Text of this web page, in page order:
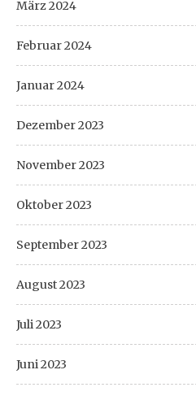
März 2024
Februar 2024
Januar 2024
Dezember 2023
November 2023
Oktober 2023
September 2023
August 2023
Juli 2023
Juni 2023